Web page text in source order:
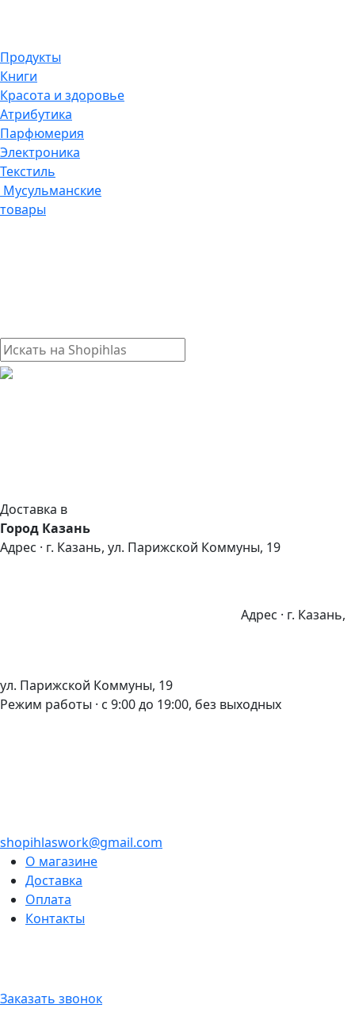
Продукты
Книги
Красота и здоровье
Атрибутика
Парфюмерия
Электроника
Текстиль
Мусульманские
товары
Доставка в
Город Казань
Адрес · г. Казань, ул. Парижской Коммуны, 19
Адрес · г. Казань,
ул. Парижской Коммуны, 19
Режим работы · с 9:00 до 19:00, без выходных
shopihlaswork@gmail.com
О магазине
Доставка
Оплата
Контакты
Заказать звонок